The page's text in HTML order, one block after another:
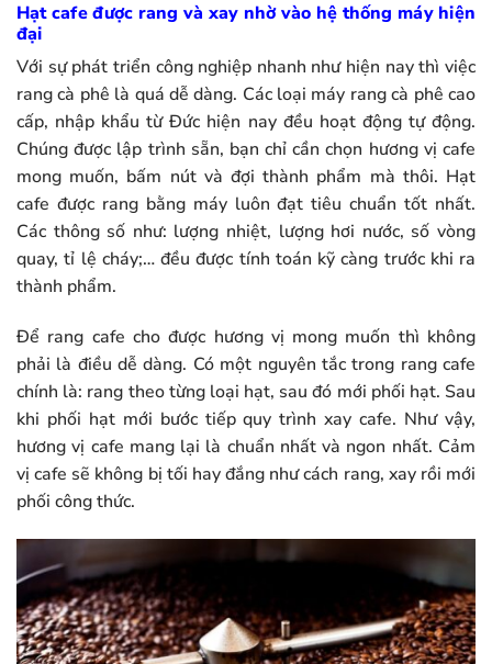
Hạt cafe được rang và xay nhờ vào hệ thống máy hiện
đại
Với sự phát triển công nghiệp nhanh như hiện nay thì việc
rang cà phê là quá dễ dàng. Các loại máy rang cà phê cao
cấp, nhập khẩu từ Đức hiện nay đều hoạt động tự động.
Chúng được lập trình sẵn, bạn chỉ cần chọn hương vị cafe
mong muốn, bấm nút và đợi thành phẩm mà thôi. Hạt
cafe được rang bằng máy luôn đạt tiêu chuẩn tốt nhất.
Các thông số như: lượng nhiệt, lượng hơi nước, số vòng
quay, tỉ lệ cháy;… đều được tính toán kỹ càng trước khi ra
thành phẩm.
Để rang cafe cho được hương vị mong muốn thì không
phải là điều dễ dàng. Có một nguyên tắc trong rang cafe
chính là: rang theo từng loại hạt, sau đó mới phối hạt. Sau
khi phối hạt mới bước tiếp quy trình xay cafe. Như vậy,
hương vị cafe mang lại là chuẩn nhất và ngon nhất. Cảm
vị cafe sẽ không bị tối hay đắng như cách rang, xay rồi mới
phối công thức.